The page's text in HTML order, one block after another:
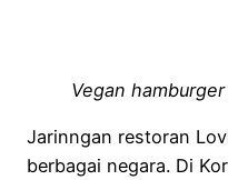
Vegan
Jarinngan restoran
berbagai negara. Di